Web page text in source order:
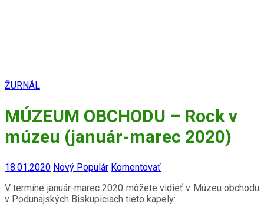
ŽURNÁL
MÚZEUM OBCHODU – Rock v
múzeu (január-marec 2020)
18.01.2020 Nový Populár Komentovať
V termíne január-marec 2020 môžete vidieť v Múzeu obchodu
v Podunajských Biskupiciach tieto kapely: